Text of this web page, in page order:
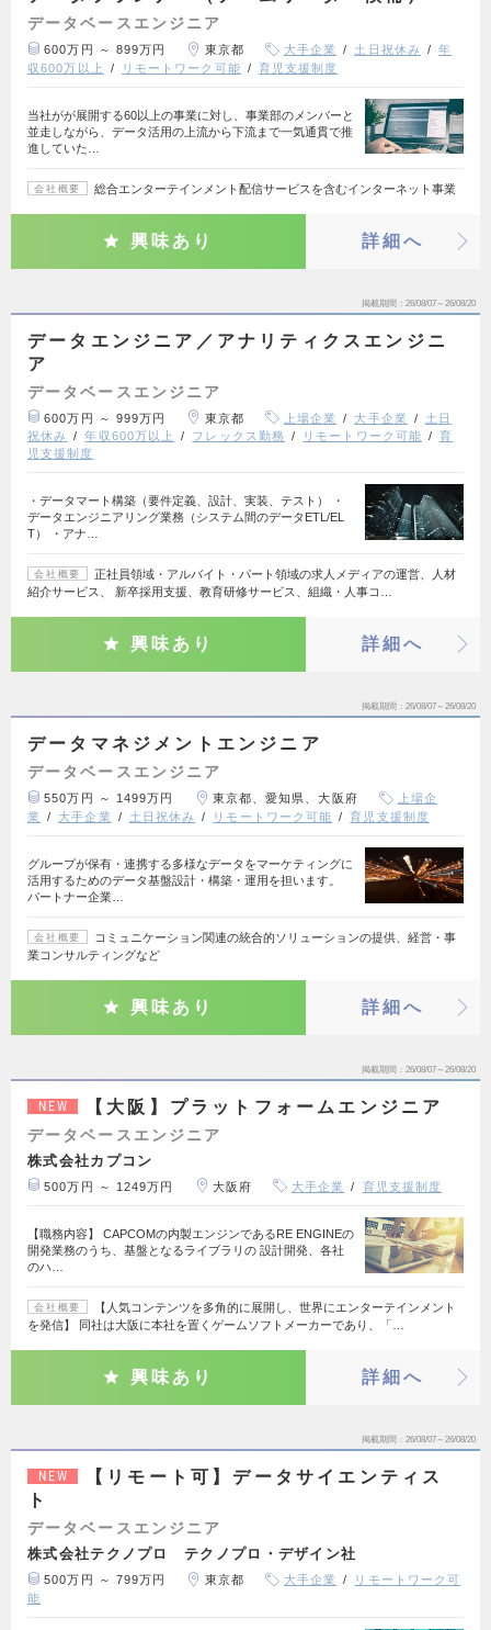
データベースエンジニア
600万円 ～ 899万円 東京都 大手企業 土日祝休み
年
収600万以上
リモートワーク可能 育児支援制度
当社がが展開する60以上の事業に対し、事業部のメンバーと
並走しながら、データ活用の上流から下流まで一気通貫で推
進していた…
会社概要 総合エンターテインメント配信サービスを含むインターネット事業
興味あり 詳細へ
掲載期間 26/08/07～26/08/20
データエンジニア／アナリティクスエンジニ
ア
データベースエンジニア
600万円 ～ 999万円 東京都 上場企業 大手企業
土日
祝休み
年収600万以上 フレックス勤務 リモートワーク可能
育
児支援制度
・データマート構築（要件定義、設計、実装、テスト） ・
データエンジニアリング業務（システム間のデータETL/EL
T） ・アナ…
会社概要
正社員領域・アルバイト・パート領域の求人メディアの運営、人材
紹介サービス、 新卒採用支援、教育研修サービス、組織・人事コ…
興味あり 詳細へ
掲載期間 26/08/07～26/08/20
データマネジメントエンジニア
データベースエンジニア
550万円 ～ 1499万円 東京都、愛知県、大阪府
上場企
業
大手企業 土日祝休み リモートワーク可能 育児支援制度
グループが保有・連携する多様なデータをマーケティングに
活用するためのデータ基盤設計・構築・運用を担います。
パートナー企業…
会社概要
コミュニケーション関連の統合的ソリューションの提供、経営・事
業コンサルティングなど
興味あり 詳細へ
掲載期間 26/08/07～26/08/20
NEW 【大阪】プラットフォームエンジニア
データベースエンジニア
株式会社カプコン
500万円 ～ 1249万円 大阪府 大手企業 育児支援制度
【職務内容】 CAPCOMの内製エンジンであるRE ENGINEの
開発業務のうち、基盤となるライブラリの 設計開発、各社
のハ…
会社概要
【人気コンテンツを多角的に展開し、世界にエンターテインメント
を発信】 同社は大阪に本社を置くゲームソフトメーカーであり、「…
興味あり 詳細へ
掲載期間 26/08/07～26/08/20
NEW
【リモート可】データサイエンティス
ト
データベースエンジニア
株式会社テクノプロ テクノプロ・デザイン社
500万円 ～ 799万円 東京都 大手企業
リモートワーク可
能